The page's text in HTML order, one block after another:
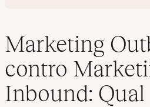
Marketing
contro
Inbound: Qual